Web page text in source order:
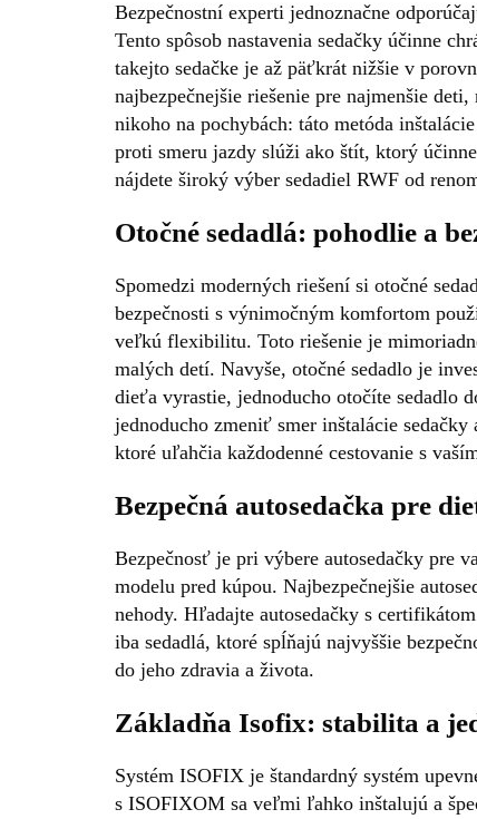
Bezpečnostní experti jednoznačne
Tento spôsob nastavenia sedačky účinne
takejto sedačke je až päťkrát nižšie v
najbezpečnejšie riešenie pre najmenšie
nikoho na pochybách: táto metóda
proti smeru jazdy slúži ako štít, ktorý
nájdete široký výber sedadiel RWF od
Otočné sedadlá: pohodlie a
Spomedzi moderných riešení si otočné
bezpečnosti s výnimočným komfortom
veľkú flexibilitu. Toto riešenie je
malých detí. Navyše, otočné sedadlo je
dieťa vyrastie, jednoducho otočíte sedadlo
jednoducho zmeniť smer inštalácie
ktoré uľahčia každodenné cestovanie s
Bezpečná autosedačka pre
Bezpečnosť je pri výbere autosedačky pre
modelu pred kúpou. Najbezpečnejšie
nehody. Hľadajte autosedačky s
iba sedadlá, ktoré spĺňajú najvyššie
do jeho zdravia a života.
Základňa Isofix: stabilita a
Systém ISOFIX je štandardný systém
s ISOFIXOM sa veľmi ľahko inštalujú a